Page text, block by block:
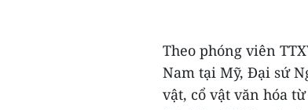
Theo phóng viên
Nam tại Mỹ, Đại sứ
vật, cổ vật văn hóa